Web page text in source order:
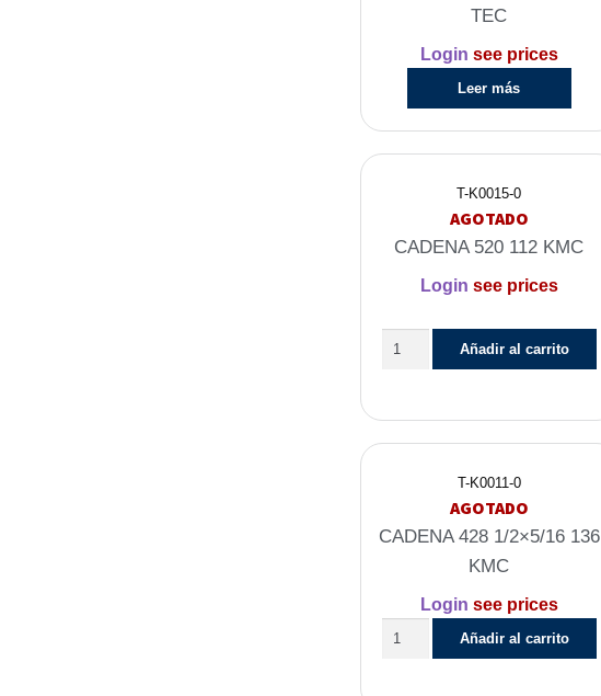
TEC
Login see prices
Leer más
T-K0015-0
AGOTADO
CADENA 520 112 KMC
Login see prices
Añadir al carrito
T-K0011-0
AGOTADO
CADENA 428 1/2×5/16 136
KMC
Login see prices
Añadir al carrito